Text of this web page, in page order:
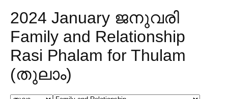
2024 January ജനുവരി
Family and Relationship
Rasi Phalam for Thulam
(തുലാം)